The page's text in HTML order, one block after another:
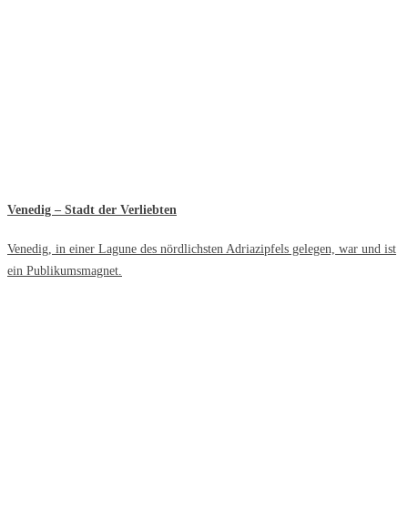
Venedig – Stadt der Verliebten
Venedig, in einer Lagune des nördlichsten Adriazipfels gelegen, war und ist
ein Publikumsmagnet.